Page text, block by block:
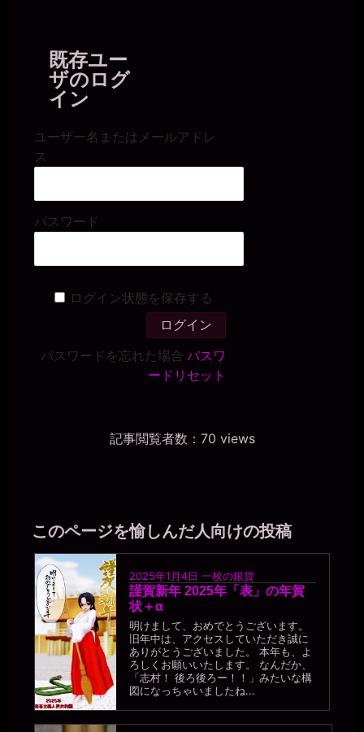
既存ユー
ザのログ
イン
ユーザー名またはメールアドレ
ス
パスワード
ログイン状態を保存する
パスワードを忘れた場合パスワ
ードリセット
記事閲覧者数：70 views
このページを愉しんだ人向けの投稿
2025年1月4日 一枚の銀貨
謹賀新年 2025年「表」の年賀
状＋α
明けまして、おめでとうございます。
旧年中は、アクセスしていただき誠に
ありがとうございました。 本年も、よ
ろしくお願いいたします。 なんだか、
「志村！ 後ろ後ろー！！」みたいな構
図になっちゃいましたね...
miiki0119
2026年7月18日 - 21:01
うう。。
miiki0119
堕ちるところまで堕ちるって。。
2026年7月18日 - 21:04
miiki0119
2026年7月18日 - 21:04
風俗は、お金をもらえるぞ（笑）
2026年7月18日 - 21:06
まぁ、そのお金も取り上げられるかもしれんが。
自分のマンコに金銭的な価値が付くより、「マンコ0円」の公衆便所
として扱われたいわけだ。
miiki0119
2026年7月18日 - 21:11
うう。。風俗はいやです。。マッチングアプリの男性にはホ別1で使
っていただいているので1人１万円はいただいています。。
miiki0119
2026年7月18日 - 21:12
うう。。マンコ0円なんて。。
一枚の銀貨
2026年7月18日 - 21:15